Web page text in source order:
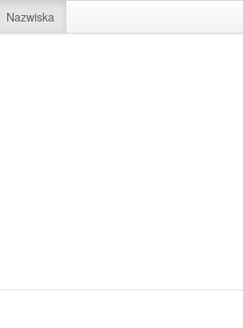
Nazwiska